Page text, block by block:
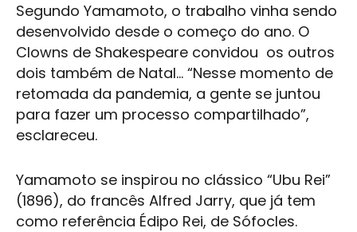
Segundo Yamamoto, o trabalho vinha sendo
desenvolvido desde o começo do ano. O
Clowns de Shakespeare convidou os outros
dois também de Natal... “Nesse momento de
retomada da pandemia, a gente se juntou
para fazer um processo compartilhado”,
esclareceu.
Yamamoto se inspirou no clássico “Ubu Rei”
(1896), do francês Alfred Jarry, que já tem
como referência Édipo Rei, de Sófocles.